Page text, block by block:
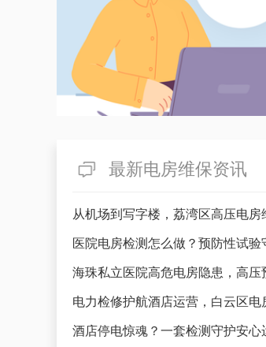
最新电房维保资讯
从机场到写字楼，荔湾区高压电
医院电房检测怎么做？预防性试
海珠私立医院高危电房隐患，高
电力检修护航酒店运营，白云区
酒店停电惊魂？一套检测守护安心